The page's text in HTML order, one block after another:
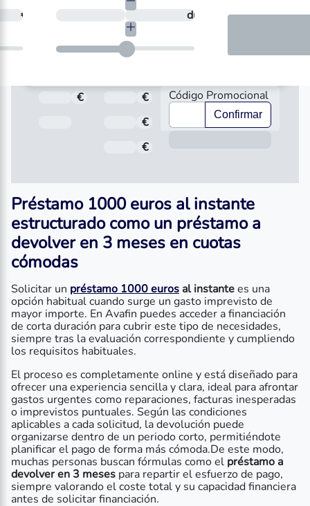
€ ¿En cuántos días quieres devolverlo?
días
Total a pagar
€ Importe
€
Fecha de Vencimiento
€
€
Código Promocional
Confirmar
Préstamo 1000 euros al instante
estructurado como un préstamo a
devolver en 3 meses en cuotas
cómodas
Solicitar un préstamo 1000 euros al instantees una
opción habitual cuando surge un gasto imprevisto de
mayor importe. En Avafin puedes acceder a financiación
de corta duración para cubrir este tipo de necesidades,
siempre tras la evaluación correspondiente y cumpliendo
los requisitos habituales.
El proceso es completamente online y está diseñado para
ofrecer una experiencia sencilla y clara, ideal para afrontar
gastos urgentes como reparaciones, facturas inesperadas
o imprevistos puntuales. Según las condiciones
aplicables a cada solicitud, la devolución puede
organizarse dentro de un periodo corto, permitiéndote
planificar el pago de forma más cómoda.De este modo,
muchas personas buscan fórmulas como el préstamo a
devolver en 3 meses para repartir el esfuerzo de pago,
siempre valorando el coste total y su capacidad financiera
antes de solicitar financiación.